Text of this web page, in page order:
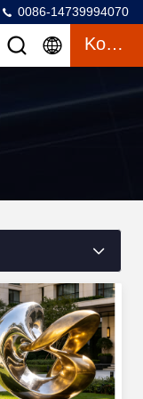
0086-14739994070
Κουβέντα